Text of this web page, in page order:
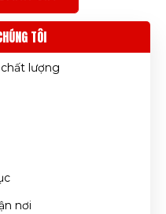
TÔI
lượng
nơi